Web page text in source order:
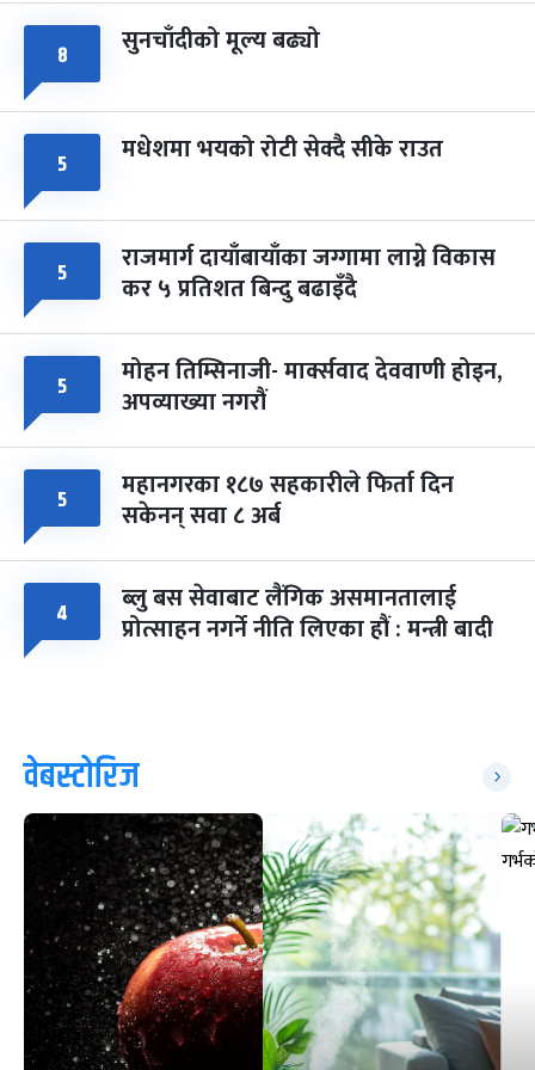
८ सुनचाँदीको मूल्य बढ्यो
५ मधेशमा भयको रोटी सेक्दै सीके राउत
५ राजमार्ग दायाँबायाँका जग्गामा लाग्ने विकास
कर ५ प्रतिशत बिन्दु बढाइँदै
५ मोहन तिम्सिनाजी- मार्क्सवाद देववाणी होइन,
अपव्याख्या नगरौं
५ महानगरका १८७ सहकारीले फिर्ता दिन
सकेनन् सवा ८ अर्ब
४ ब्लु बस सेवाबाट लैंगिक असमानतालाई
प्रोत्साहन नगर्ने नीति लिएका हौं : मन्त्री बादी
वेबस्टोरिज